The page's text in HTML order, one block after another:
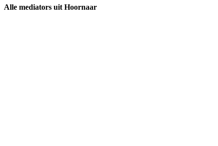
Alle mediators uit Hoornaar